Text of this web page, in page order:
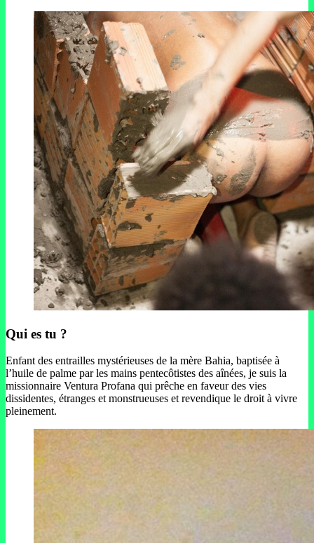
Qui es tu ?
Enfant des entrailles mystérieuses de la mère Bahia, baptisée à
l’huile de palme par les mains pentecôtistes des aînées, je suis la
missionnaire Ventura Profana qui prêche en faveur des vies
dissidentes, étranges et monstrueuses et revendique le droit à vivre
pleinement.